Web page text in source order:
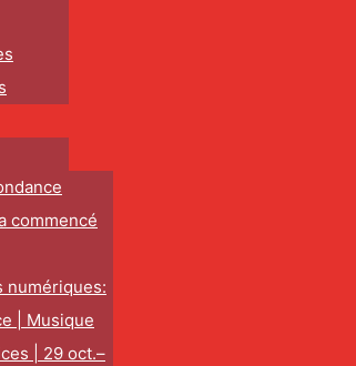
commencé
numériques:
| Musique
| 29 oct.–